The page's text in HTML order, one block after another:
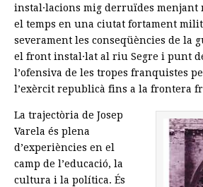
instal·lacions mig derruïdes menjant
el temps en una ciutat fortament
severament les conseqüències de la
el front instal·lat al riu Segre i punt
l’ofensiva de les tropes franquistes
l’exèrcit republicà fins a la frontera
La trajectòria de Josep
Varela és plena
d’experiències en el
camp de l’educació, la
cultura i la política. És